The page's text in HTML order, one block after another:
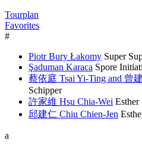
Tourplan
Favorites
#
Piotr Bury Łakomy Super
Şaduman Karaca Spore
蔡依庭 Tsai Yi-Ting and 曾
Schipper
許家維 Hsu Chia-Wei Esther
邱建仁 Chiu Chien-Jen
a